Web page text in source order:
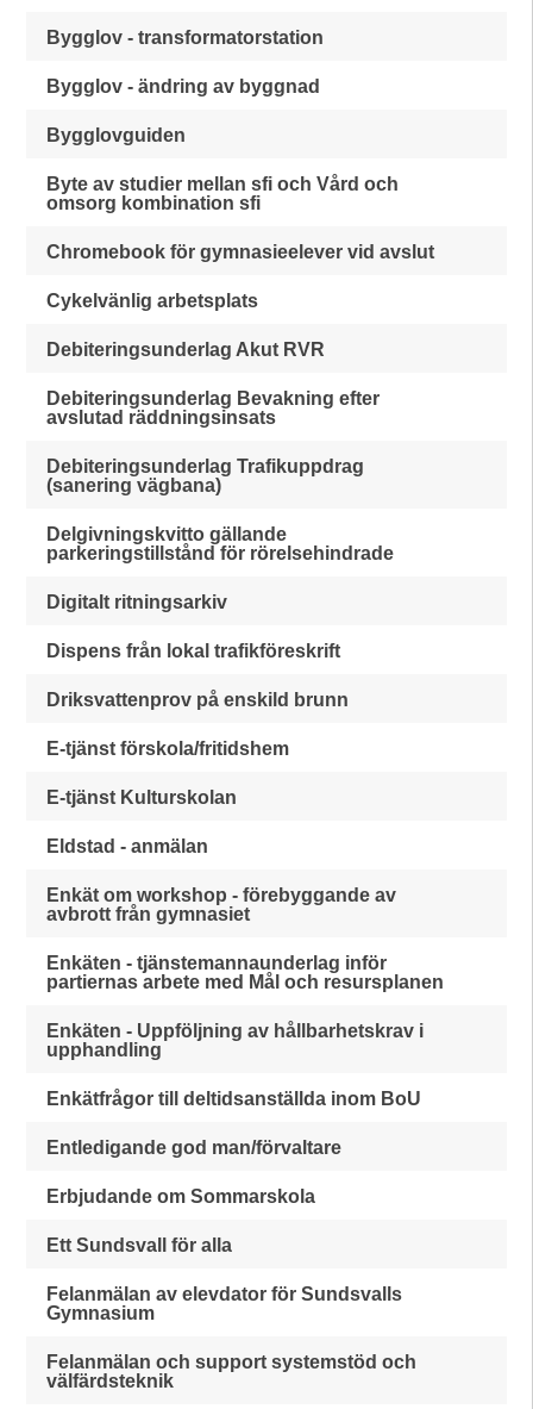
Bygglov - transformatorstation
Bygglov - ändring av byggnad
Bygglovguiden
Byte av studier mellan sfi och Vård och
omsorg kombination sfi
Chromebook för gymnasieelever vid avslut
Cykelvänlig arbetsplats
Debiteringsunderlag Akut RVR
Debiteringsunderlag Bevakning efter
avslutad räddningsinsats
Debiteringsunderlag Trafikuppdrag
(sanering vägbana)
Delgivningskvitto gällande
parkeringstillstånd för rörelsehindrade
Digitalt ritningsarkiv
Dispens från lokal trafikföreskrift
Driksvattenprov på enskild brunn
E-tjänst förskola/fritidshem
E-tjänst Kulturskolan
Eldstad - anmälan
Enkät om workshop - förebyggande av
avbrott från gymnasiet
Enkäten - tjänstemannaunderlag inför
partiernas arbete med Mål och resursplanen
Enkäten - Uppföljning av hållbarhetskrav i
upphandling
Enkätfrågor till deltidsanställda inom BoU
Entledigande god man/förvaltare
Erbjudande om Sommarskola
Ett Sundsvall för alla
Felanmälan av elevdator för Sundsvalls
Gymnasium
Felanmälan och support systemstöd och
välfärdsteknik